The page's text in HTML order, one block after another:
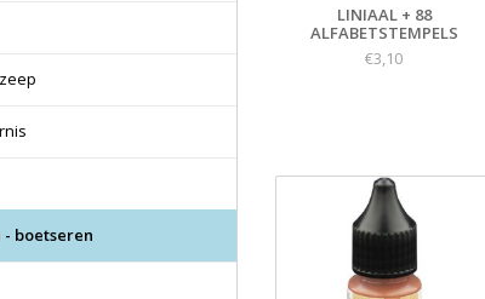
boetseren
LINIAAL + 88
ALFABETSTEMPELS
€3,10